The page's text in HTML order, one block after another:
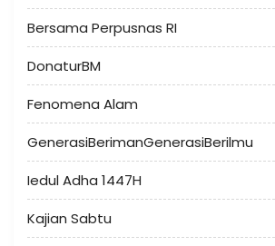
Bersama Perpusnas RI
DonaturBM
Fenomena Alam
GenerasiBerimanGenerasiBerilmu
Iedul Adha 1447H
Kajian Sabtu